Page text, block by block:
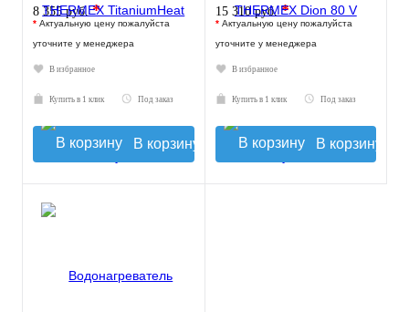
8 355 руб.*
* Актуальную цену пожалуйста
уточните у менеджера
В избранное
Купить в 1 клик Под заказ
В корзину
15 310 руб.*
* Актуальную цену пожалуйста
уточните у менеджера
В избранное
Купить в 1 клик Под заказ
В корзину